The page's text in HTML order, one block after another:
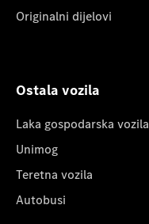
Originalni dijelovi
Ostala vozila
Laka gospodarska vozila
Unimog
Teretna vozila
Autobusi